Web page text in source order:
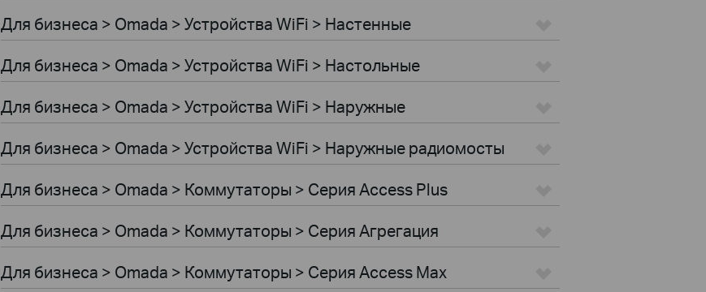
Для бизнеса > Omada > Устройства WiFi > Настенные
Для бизнеса > Omada > Устройства WiFi > Настольные
Для бизнеса > Omada > Устройства WiFi > Наружные
Для бизнеса > Omada > Устройства WiFi > Наружные радиомосты
Для бизнеса > Omada > Коммутаторы > Серия Access Plus
Для бизнеса > Omada > Коммутаторы > Серия Агрегация
Для бизнеса > Omada > Коммутаторы > Серия Access Max